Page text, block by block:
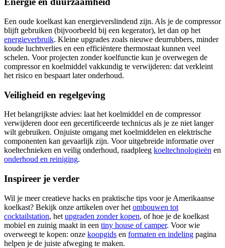
Een oude koelkast kan energieverslindend zijn. Als je de compressor
blijft gebruiken (bijvoorbeeld bij een kegerator), let dan op het
energieverbruik. Kleine upgrades zoals nieuwe deurrubbers, minder
koude luchtverlies en een efficiëntere thermostaat kunnen veel
schelen. Voor projecten zonder koelfunctie kun je overwegen de
compressor en koelmiddel vakkundig te verwijderen: dat verkleint
het risico en bespaart later onderhoud.
Veiligheid en regelgeving
Het belangrijkste advies: laat het koelmiddel en de compressor
verwijderen door een gecertificeerde technicus als je ze niet langer
wilt gebruiken. Onjuiste omgang met koelmiddelen en elektrische
componenten kan gevaarlijk zijn. Voor uitgebreide informatie over
koeltechnieken en veilig onderhoud, raadpleeg koeltechnologieën en
onderhoud en reiniging.
Inspireer je verder
Wil je meer creatieve hacks en praktische tips voor je Amerikaanse
koelkast? Bekijk onze artikelen over het ombouwen tot
cocktailstation, het upgraden zonder kopen, of hoe je de koelkast
mobiel en zuinig maakt in een tiny house of camper. Voor wie
overweegt te kopen: onze koopgids en formaten en indeling pagina
helpen je de juiste afweging te maken.